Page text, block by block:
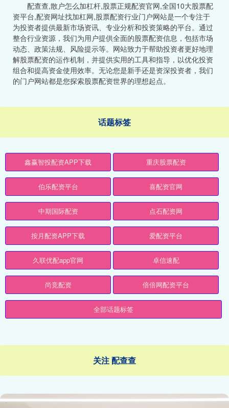
配查查,散户怎么加杠杆,股票正规配资官网,全国10大股票配
资平台,配资网址找加杠网,股票配资行业门户网站是一个专注于
为投资者提供最新市场资讯、专业分析和投资策略的平台。通过
整合行业资源，我们为用户提供全面的股票配资信息，包括市场
动态、政策法规、风险提示等。网站致力于帮助投资者更好地理
解股票配资的运作机制，并提供实用的工具和指导，以优化投资
组合和提高资金使用效率。无论您是新手还是资深投资者，我们
的门户网站都是您探索股票配资世界的理想起点。
话题标签
鑫赢智投配资APP下载 重庆股票配资
伯乐配资平台 喜配资官网
中期国际配资 点石配资网
按月配资APP下载 爱配资平台
久联优配app官网 卓信速配
尚竞配资 倍倍网配资平台
全部话题标签
关注 配查查